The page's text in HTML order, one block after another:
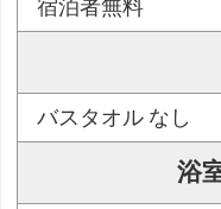
宿泊者無料
バスタオル なし
浴